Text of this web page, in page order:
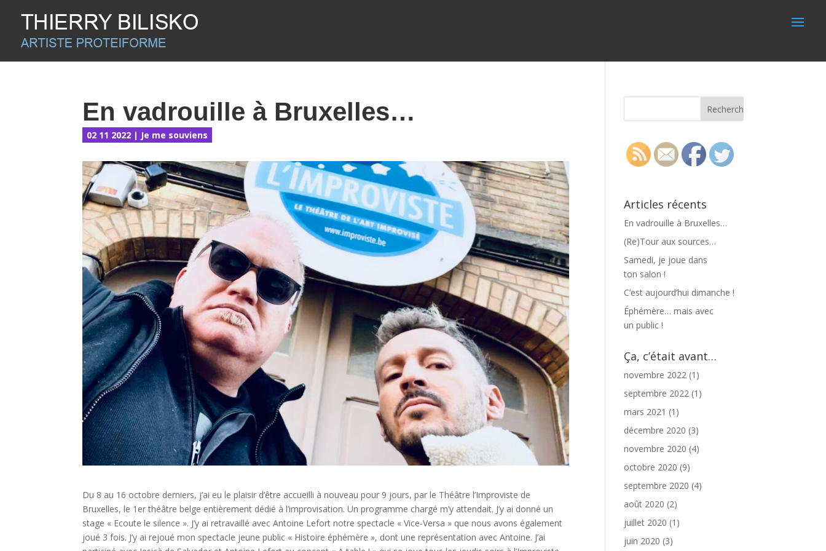
En vadrouille à Bruxelles…
02 11 2022 | Je me souviens
Du 8 au 16 octobre derniers, j’ai eu le plaisir d’être accueilli à nouveau pour 9 jours, par le Théâtre l’Improviste de
Bruxelles, le 1er théâtre belge entièrement dédié à l’improvisation. Un programme chargé m’y attendait. J’y ai donné un
stage « Ecoute le silence ». J’y ai retravaillé avec Antoine Lefort notre spectacle « Vice-Versa » que nous avons également
joué 3 fois. J’y ai rejoué mon spectacle jeune public « Histoire éphémère », dont une représentation avec Antoine. J’ai
Articles récents
En vadrouille à Bruxelles…
(Re)Tour aux sources…
Samedi, je joue dans
ton salon !
C’est aujourd’hui dimanche !
Éphémère… mais avec
un public !
Ça, c’était avant…
novembre 2022 (1)
septembre 2022 (1)
mars 2021 (1)
décembre 2020 (3)
novembre 2020 (4)
octobre 2020 (9)
septembre 2020 (4)
août 2020 (2)
juillet 2020 (1)
juin 2020 (3)